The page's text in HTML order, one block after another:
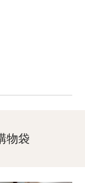
物袋